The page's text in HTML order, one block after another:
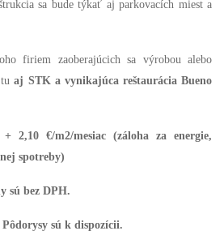
sa bude týkať aj parkovacích miest a
firiem zaoberajúcich sa výrobou alebo
tuaj STK a vynikajúca reštaurácia Bueno
2,10 €/m2/mesiac (záloha za energie,
spotreby)
sú bez DPH.
sú k dispozícii.